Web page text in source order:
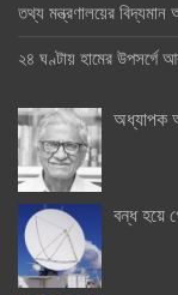
তথ্য মন্ত্রণালয়ের
২৪ ঘণ্টায় হামের উপসর্গে
অধ্যাপক
বন্ধ হয়ে